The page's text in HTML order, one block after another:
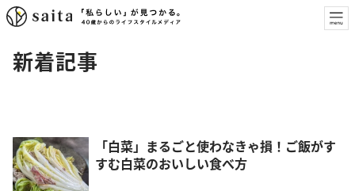
新着記事
「白菜」まるごと使わなきゃ損！ご飯がす
すむ白菜のおいしい食べ方